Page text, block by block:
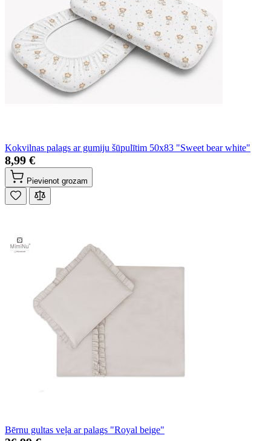
Kokvilnas palags ar gumiju šūpulītim 50x83 "Sweet bear white"
8,99 €
Pievienot grozam
Bērnu gultas veļa ar palags "Royal beige"